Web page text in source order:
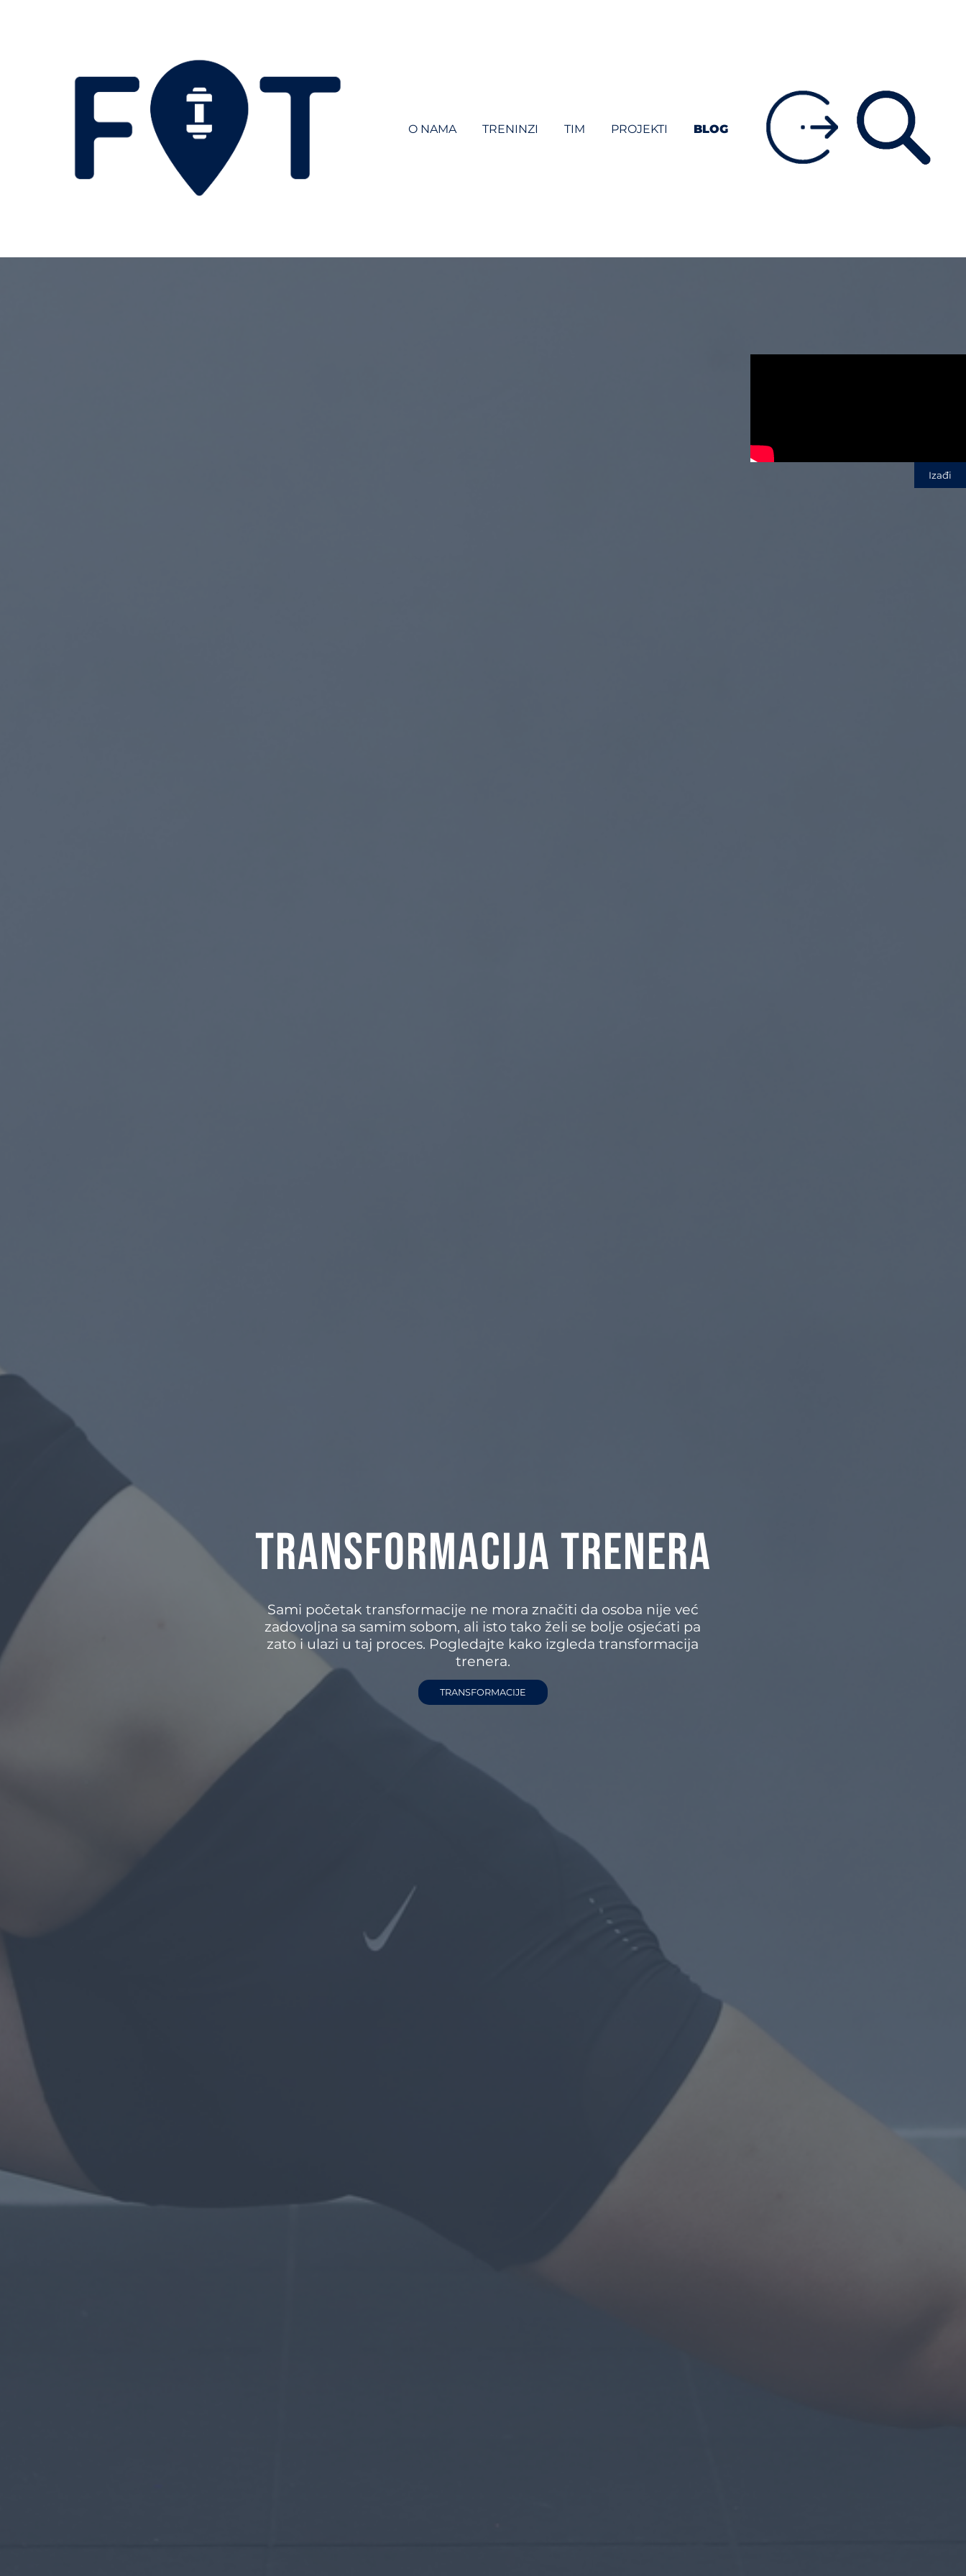
O NAMA TRENINZI TIM PROJEKTI BLOG
Transformacija trenera
Sami početak transformacije ne mora značiti da osoba nije već
zadovoljna sa samim sobom, ali isto tako želi se bolje osjećati pa
zato i ulazi u taj proces. Pogledajte kako izgleda transformacija
trenera.
TRANSFORMACIJE
Izađi